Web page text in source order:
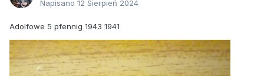
Napisano 12 Sierpień 2024
Adolfowe 5 pfennig 1943 1941